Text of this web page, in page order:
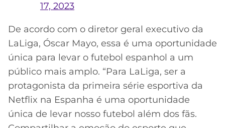
17, 2023
De acordo com o diretor geral executivo da
LaLiga, Óscar Mayo, essa é uma oportunidade
única para levar o futebol espanhol a um
público mais amplo. “Para LaLiga, ser a
protagonista da primeira série esportiva da
Netflix na Espanha é uma oportunidade
única de levar nosso futebol além dos fãs.